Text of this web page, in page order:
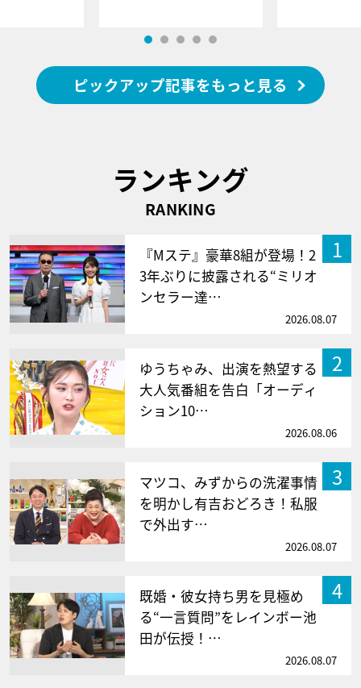
ピックアップ記事をもっと見る
ランキング
RANKING
1
『Mステ』豪華8組が登場！2
3年ぶりに披露される“ミリオ
ンセラー達…
2026.08.07
2
ゆうちゃみ、出演を熱望する
大人気番組を告白「オーディ
ション10…
2026.08.06
3
マツコ、みずからの洗濯事情
を明かし有吉おどろき！私服
で外出す…
2026.08.07
4
既婚・彼女持ち男を見極め
る“一言質問”をレインボー池
田が伝授！…
2026.08.07